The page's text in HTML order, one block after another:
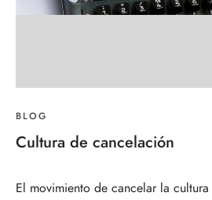
BLOG
Cultura de cancelación
El movimiento de cancelar la